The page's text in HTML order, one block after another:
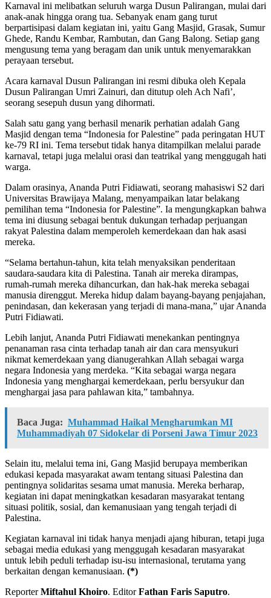
Karnaval ini melibatkan seluruh warga Dusun Palirangan, mulai dari
anak-anak hingga orang tua. Sebanyak enam gang turut
berpartisipasi dalam kegiatan ini, yaitu Gang Masjid, Grasak, Sumur
Ghede, Randu Kembar, Rambutan, dan Gang Balong. Setiap gang
mengusung tema yang beragam dan unik untuk menyemarakkan
perayaan tersebut.
Acara karnaval Dusun Palirangan ini resmi dibuka oleh Kepala
Dusun Palirangan Umri Zainuri, dan ditutup oleh Ach Nafi’,
seorang sesepuh dusun yang dihormati.
Salah satu gang yang berhasil menarik perhatian adalah Gang
Masjid dengan tema “Indonesia for Palestine” pada peringatan HUT
ke-79 RI ini. Tema tersebut tidak hanya ditampilkan melalui parade
karnaval, tetapi juga melalui orasi dan teatrikal yang menggugah hati
warga.
Dalam orasinya, Ananda Putri Fidiawati, seorang mahasiswi S2 dari
Universitas Brawijaya Malang, menyampaikan latar belakang
pemilihan tema “Indonesia for Palestine”. Ia mengungkapkan bahwa
tema ini diusung sebagai bentuk dukungan terhadap perjuangan
rakyat Palestina dalam memperoleh kemerdekaan dan hak asasi
mereka.
“Selama bertahun-tahun, kita telah menyaksikan penderitaan
saudara-saudara kita di Palestina. Tanah air mereka dirampas,
rumah-rumah mereka dihancurkan, dan hak-hak mereka sebagai
manusia direnggut. Mereka hidup dalam bayang-bayang penjajahan,
penindasan, dan kekerasan yang terjadi di mana-mana,” ujar Ananda
Putri Fidiawati.
Lebih lanjut, Ananda Putri Fidiawati menekankan pentingnya
penanaman rasa cinta terhadap tanah air dan cara mensyukuri
nikmat kemerdekaan yang dianugerahkan Allah sebagai warga
negara Indonesia yang merdeka. “Kita sebagai warga negara
Indonesia yang menghargai kemerdekaan, perlu bersyukur dan
menghargai jasa para pahlawan kita,” tambahnya.
Baca Juga: Muhammad Haikal Mengharumkan MI
Muhammadiyah 07 Sidokelar di Porseni Jawa Timur 2023
Selain itu, melalui tema ini, Gang Masjid berupaya memberikan
edukasi kepada masyarakat awam tentang situasi Palestina dan
pentingnya solidaritas sesama umat manusia. Mereka berharap,
kegiatan ini dapat meningkatkan kesadaran masyarakat tentang
situasi politik, sosial, dan kemanusiaan yang tengah terjadi di
Palestina.
Kegiatan karnaval ini tidak hanya menjadi ajang hiburan, tetapi juga
sebagai media edukasi yang menggugah kesadaran masyarakat
untuk lebih peduli terhadap isu-isu internasional, terutama yang
berkaitan dengan kemanusiaan. (*)
ReporterMiftahul Khoiro. EditorFathan Faris Saputro.